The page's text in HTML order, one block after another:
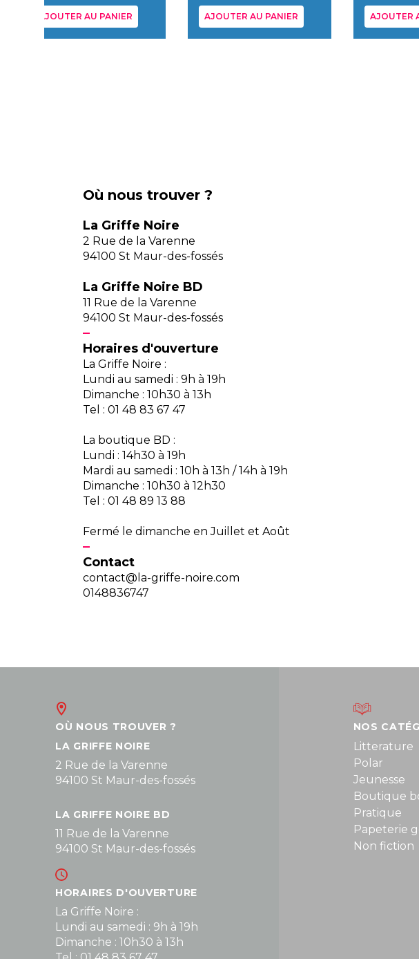
AJOUTER AU PANIER AJOUTER AU PANIER AJOUTER
Où nous trouver ?
La Griffe Noire
2 Rue de la Varenne
94100 St Maur-des-fossés
La Griffe Noire BD
11 Rue de la Varenne
94100 St Maur-des-fossés
Horaires d'ouverture
La Griffe Noire :
Lundi au samedi : 9h à 19h
Dimanche : 10h30 à 13h
Tel : 01 48 83 67 47
La boutique BD :
Lundi : 14h30 à 19h
Mardi au samedi : 10h à 13h / 14h à 19h
Dimanche : 10h30 à 12h30
Tel : 01 48 89 13 88
Fermé le dimanche en Juillet et Août
Contact
contact@la-griffe-noire.com
0148836747
OÙ NOUS TROUVER ?
LA GRIFFE NOIRE
2 Rue de la Varenne
94100 St Maur-des-fossés
LA GRIFFE NOIRE BD
11 Rue de la Varenne
94100 St Maur-des-fossés
HORAIRES D'OUVERTURE
La Griffe Noire :
Lundi au samedi : 9h à 19h
Dimanche : 10h30 à 13h
NOS
Litterature
Polar
Jeunesse
Boutique
Pratique
Papeterie
Non fiction